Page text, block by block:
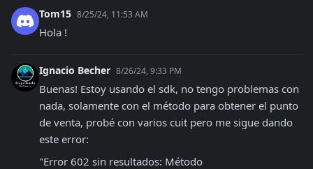
Tom15 8/25/24, 11:53 AM
Hola !
Ignacio Becher 8/26/24, 9:33 PM
Buenas! Estoy usando el sdk, no tengo problemas con
nada, solamente con el método para obtener el punto
de venta, probé con varios cuit pero me sigue dando
este error:
"Error 602 sin resultados: Método